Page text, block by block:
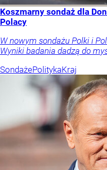
Koszmarny sondaż dla
Polacy
W nowym sondażu Polki i
Wyniki badania dadzą do
SondażePolitykaKraj